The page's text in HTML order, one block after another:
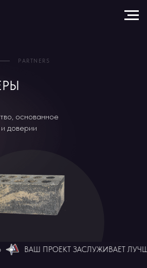
PARTNERS
основанное
доверии
ВАШ ПРОЕКТ ЗАСЛУЖИВАЕТ